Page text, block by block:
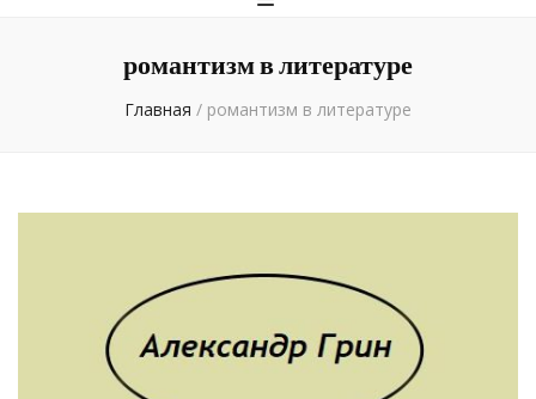
романтизм в литературе
Главная / романтизм в литературе